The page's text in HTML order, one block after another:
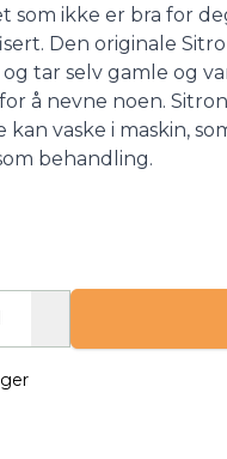
som ikke er bra for
Den originale
og tar selv gamle og
å nevne noen.
kan vaske i maskin,
behandling.